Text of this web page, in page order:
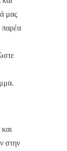
μας
παρέα
στην